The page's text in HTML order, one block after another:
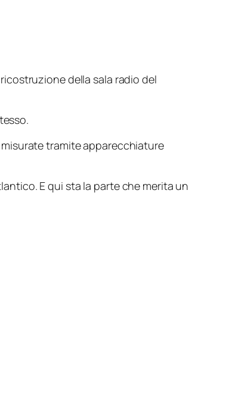
della sala radio del
tramite apparecchiature
E qui sta la parte che merita un